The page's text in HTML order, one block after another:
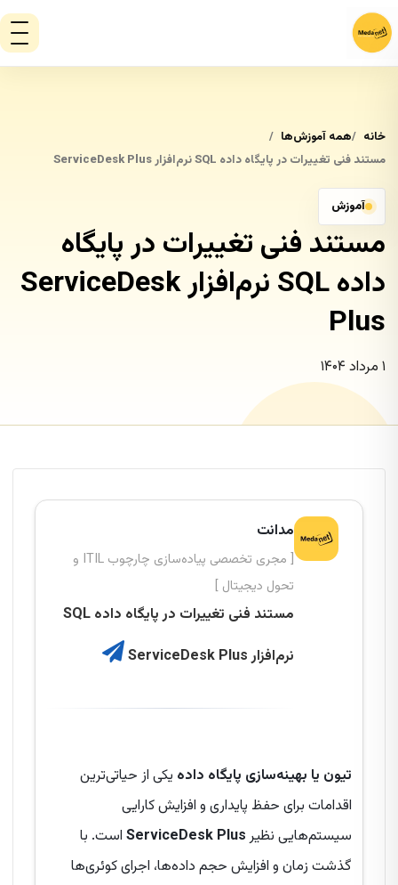
خانه
همه آموزش‌ها
مستند فنی تغییرات در پایگاه داده SQL نرم‌افزار ServiceDesk Plus
آموزش
مستند فنی تغییرات در پایگاه
داده SQL نرم‌افزار ServiceDesk
Plus
۱ مرداد ۱۴۰۴
مدانت
[ مجری تخصصی پیاده‌سازی چارچوب ITIL و
تحول دیجیتال ]
مستند فنی تغییرات در پایگاه داده SQL
نرم‌افزار ServiceDesk Plus
تیون یا بهینه‌سازی پایگاه داده یکی از حیاتی‌ترین
اقدامات برای حفظ پایداری و افزایش کارایی
سیستم‌هایی نظیرServiceDesk Plus است. با
گذشت زمان و افزایش حجم داده‌ها، اجرای کوئری‌ها